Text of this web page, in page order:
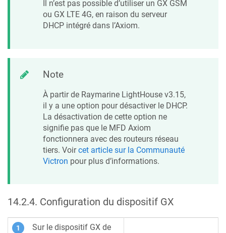
Il n’est pas possible d’utiliser un GX GSM
ou GX LTE 4G, en raison du serveur
DHCP intégré dans l’Axiom.
Note
À partir de Raymarine LightHouse v3.15,
il y a une option pour désactiver le DHCP.
La désactivation de cette option ne
signifie pas que le MFD Axiom
fonctionnera avec des routeurs réseau
tiers. Voircet article sur la Communauté
Victron pour plus d’informations.
14.2.4. Configuration du dispositif GX
Sur le dispositif GX de